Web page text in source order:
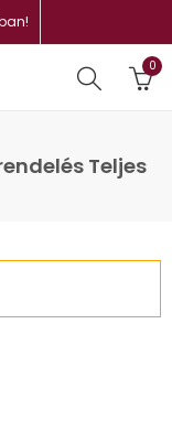
0
Teljes